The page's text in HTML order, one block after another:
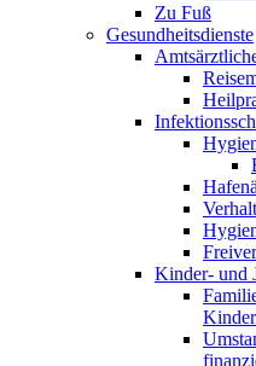
Zu Fuß
Gesundheitsdienste
Kinder- und